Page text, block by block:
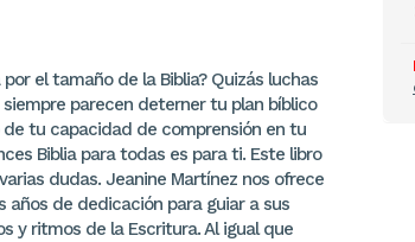
el tamaño de la Biblia? Quizás luchas
parecen deterner tu plan bíblico
de tu capacidad de comprensión en tu
Biblia para todas es para ti. Este libro
dudas. Jeanine Martínez nos ofrece
años de dedicación para guiar a sus
y ritmos de la Escritura. Al igual que